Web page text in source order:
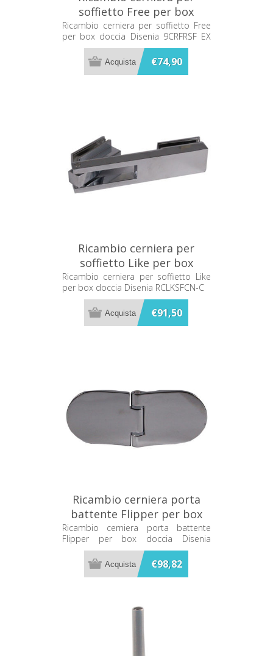
soffietto Free per box
doccia Disenia 9CRFRSF EX
RCSFFR-C
Ricambio cerniera per soffietto Free
per box doccia Disenia 9CRFRSF EX
RCSFFR-C
€74,90
Ricambio cerniera per
soffietto Like per box
doccia Disenia RCLKSFCN-C
Ricambio cerniera per soffietto Like
per box doccia Disenia RCLKSFCN-C
€91,50
Ricambio cerniera porta
battente Flipper per box
doccia Disenia RCCNFL-C
Ricambio cerniera porta battente
Flipper per box doccia Disenia
RCCNFL-C
€98,82